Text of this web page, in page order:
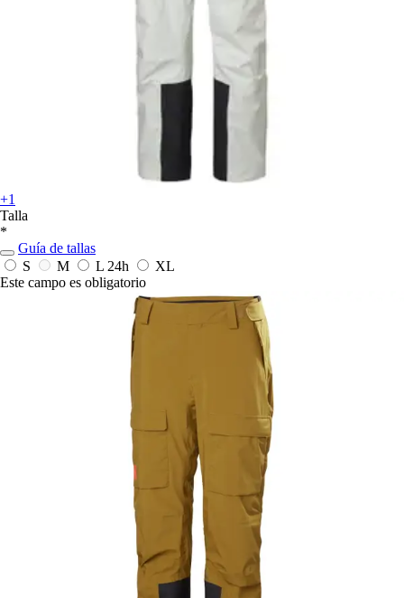
+1
Talla
*
Guía de tallas
S
M L 24h
XL
Este campo es obligatorio